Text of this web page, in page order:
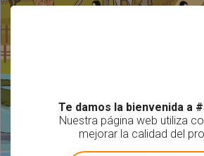
Te damos la bienvenida a
Nuestra página web utiliza
mejorar la calidad del
! Not valid!